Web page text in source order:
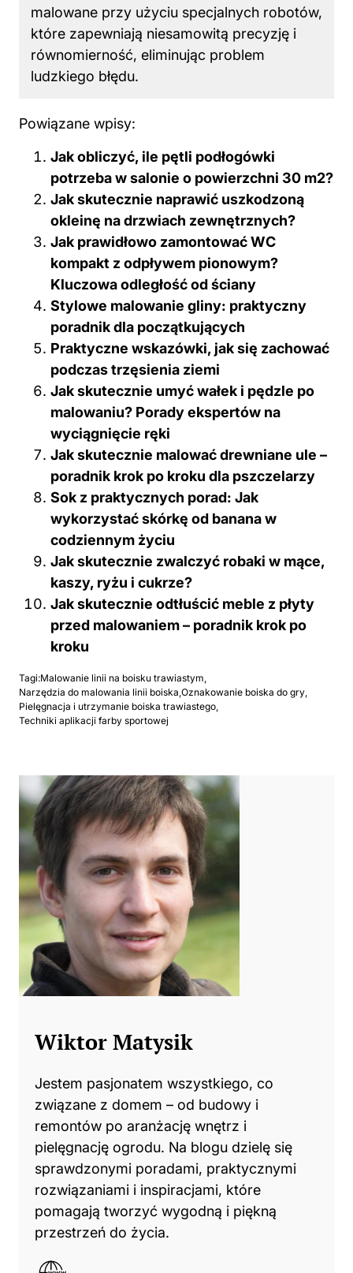
malowane przy użyciu specjalnych robotów,
które zapewniają niesamowitą precyzję i
równomierność, eliminując problem
ludzkiego błędu.
Powiązane wpisy:
Jak obliczyć, ile pętli podłogówki
potrzeba w salonie o powierzchni 30 m2?
Jak skutecznie naprawić uszkodzoną
okleinę na drzwiach zewnętrznych?
Jak prawidłowo zamontować WC
kompakt z odpływem pionowym?
Kluczowa odległość od ściany
Stylowe malowanie gliny: praktyczny
poradnik dla początkujących
Praktyczne wskazówki, jak się zachować
podczas trzęsienia ziemi
Jak skutecznie umyć wałek i pędzle po
malowaniu? Porady ekspertów na
wyciągnięcie ręki
Jak skutecznie malować drewniane ule –
poradnik krok po kroku dla pszczelarzy
Sok z praktycznych porad: Jak
wykorzystać skórkę od banana w
codziennym życiu
Jak skutecznie zwalczyć robaki w mące,
kaszy, ryżu i cukrze?
Jak skutecznie odtłuścić meble z płyty
przed malowaniem – poradnik krok po
kroku
Tagi:Malowanie linii na boisku trawiastym
Narzędzia do malowania linii boiska Oznakowanie boiska do gry
Pielęgnacja i utrzymanie boiska trawiastego
Techniki aplikacji farby sportowej
Wiktor Matysik
Jestem pasjonatem wszystkiego, co
związane z domem – od budowy i
remontów po aranżację wnętrz i
pielęgnację ogrodu. Na blogu dzielę się
sprawdzonymi poradami, praktycznymi
rozwiązaniami i inspiracjami, które
pomagają tworzyć wygodną i piękną
przestrzeń do życia.